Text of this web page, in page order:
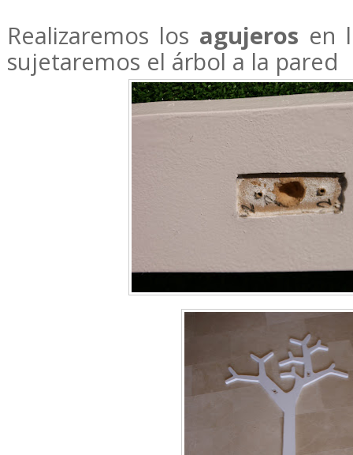
Realizaremos los agujeros en
sujetaremos el árbol a la pared